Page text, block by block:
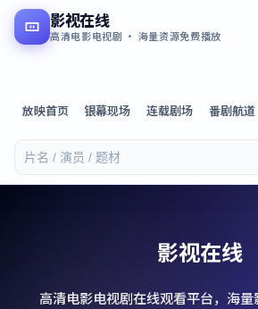
影视在线
高清电影电视剧 · 海量资源免费播放
放映首页 银幕现场 连载剧场 番剧航道
影视在线
高清电影电视剧在线观看平台，海